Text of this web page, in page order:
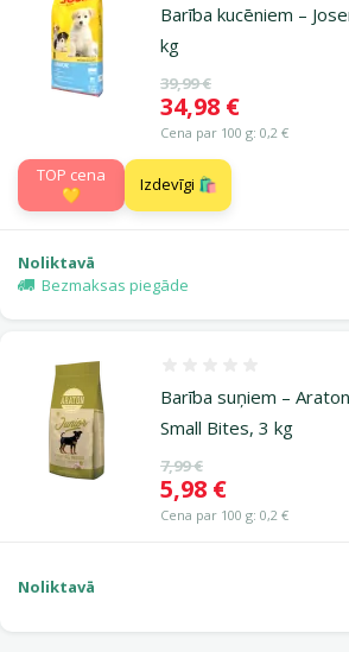
Barība kucēniem –
kg
Oriģinālā cena
39,99 €
Cena
34,98 €
Cena par 100 g: 0,2 €
TOP cena
💛
Izdevīgi 🛍️
Noliktavā
Bezmaksas piegāde
Barība suņiem –
Small Bites, 3 kg
Oriģinālā cena
7,99 €
Cena
5,98 €
Cena par 100 g: 0,2 €
Noliktavā